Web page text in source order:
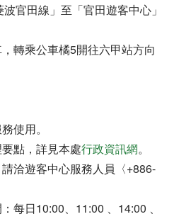
官田線」至「官田遊客中心」
轉乘公車橘5開往六甲站方向
使用。
點，詳見本處行政資訊網。
洽遊客中心服務人員〈+886-
每日10:00、11:00 、14:00 、